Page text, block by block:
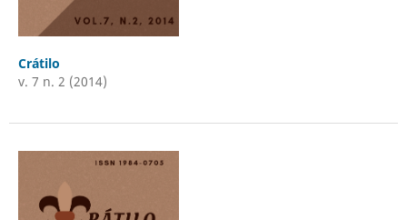
Crátilo
v. 7 n. 2 (2014)